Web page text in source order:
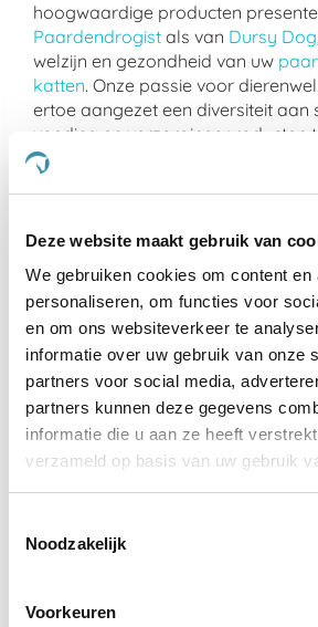
Deze website maakt gebruik van
We gebruiken cookies om content en
personaliseren, om functies voor
en om ons websiteverkeer te
informatie over uw gebruik van onze
partners voor social media,
partners kunnen deze gegevens
informatie die u aan ze heeft
verzameld op basis van uw gebruik
Noodzakelijk
Voorkeuren
hoogwaardige producten
Paardendrogist als van Dursy Dog
welzijn en gezondheid van uw
katten. Onze passie voor
ertoe aangezet een diversiteit aan
voeding en verzorgingsproducten
speciaal zijn ontworpen om aan
Of uw dier nu behoefte heeft aan
voor de gewrichten, een
spijsvertering, of een mooiere
Paardendrogist vindt u producten
afgestemd. Elk product in ons
zorgvuldig geselecteerd op basis
effectiviteit, en is ontwikkeld om
het geluk van uw huisdier te
We geloven sterk in het bieden
voor uw dier, en daarom zijn alle
aanbieden veilig, effectief en
nerveuze paarden
tot producten
gewrichten ondersteunen bij
katten, ons doel is om een
het leven van uw dier te realiseren.